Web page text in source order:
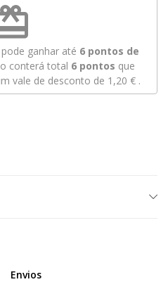
ganhar até 6pontos de
conterá total 6 pontos que
vale de desconto de 1,20 €.
Envios